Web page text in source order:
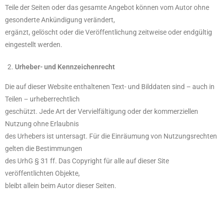
Teile der Seiten oder das gesamte Angebot können vom Autor ohne
gesonderte Ankündigung verändert,
ergänzt, gelöscht oder die Veröffentlichung zeitweise oder endgültig
eingestellt werden.
Urheber- und Kennzeichenrecht
Die auf dieser Website enthaltenen Text- und Bilddaten sind – auch in
Teilen – urheberrechtlich
geschützt. Jede Art der Vervielfältigung oder der kommerziellen
Nutzung ohne Erlaubnis
des Urhebers ist untersagt. Für die Einräumung von Nutzungsrechten
gelten die Bestimmungen
des UrhG § 31 ff. Das Copyright für alle auf dieser Site
veröffentlichten Objekte,
bleibt allein beim Autor dieser Seiten.